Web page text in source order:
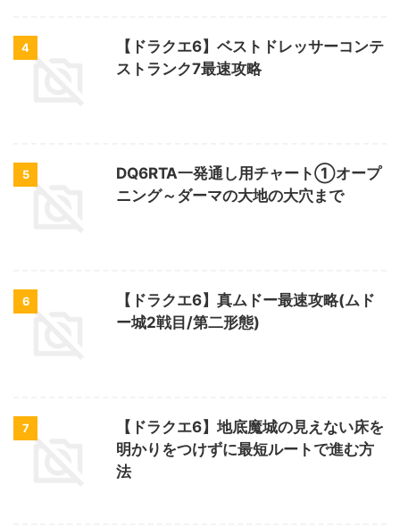
4
【ドラクエ6】ベストドレッサーコンテ
ストランク7最速攻略
5
DQ6RTA一発通し用チャート①オープ
ニング～ダーマの大地の大穴まで
6
【ドラクエ6】真ムドー最速攻略(ムド
ー城2戦目/第二形態)
7
【ドラクエ6】地底魔城の見えない床を
明かりをつけずに最短ルートで進む方
法